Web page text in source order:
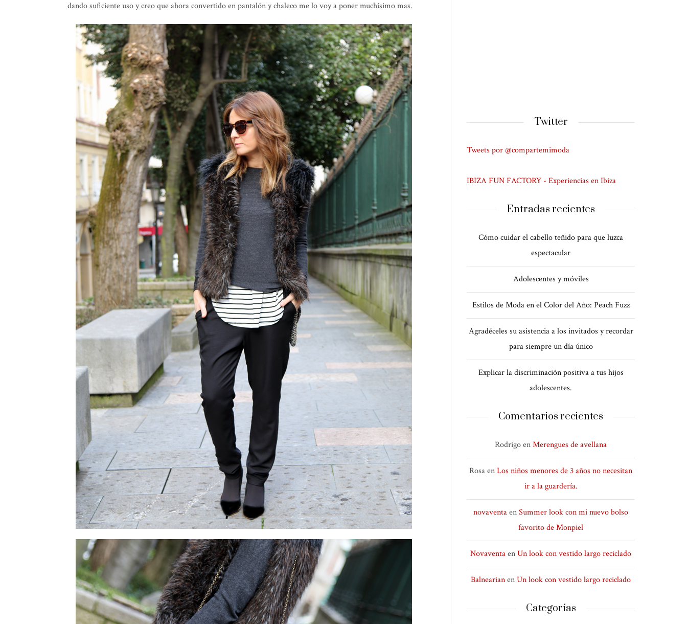
dando suficiente uso y creo que ahora convertido en pantalón y chaleco me lo voy a poner muchísimo mas.
Twitter
Tweets por @compartemimoda
IBIZA FUN FACTORY - Experiencias en Ibiza
Entradas recientes
Cómo cuidar el cabello teñido para que luzca
espectacular
Adolescentes y móviles
Estilos de Moda en el Color del Año: Peach Fuzz
Agradéceles su asistencia a los invitados y recordar
para siempre un día único
Explicar la discriminación positiva a tus hijos
adolescentes.
Comentarios recientes
RodrigoenMerengues de avellana
RosaenLos niños menores de 3 años no necesitan
ir a la guardería.
novaventaenSummer look con mi nuevo bolso
favorito de Monpiel
NovaventaenUn look con vestido largo reciclado
BalnearianenUn look con vestido largo reciclado
Categorías